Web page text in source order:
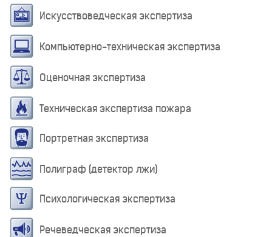
Искусствоведческая экспертиза
Компьютерно-техническая экспертиза
Оценочная экспертиза
Техническая экспертиза пожара
Портретная экспертиза
Полиграф (детектор лжи)
Психологическая экспертиза
Речеведческая экспертиза